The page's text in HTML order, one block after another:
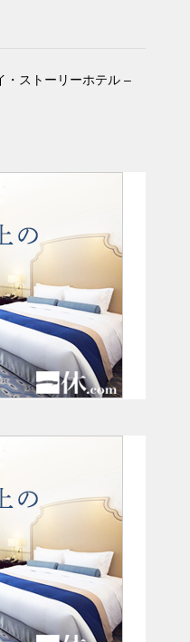
・ストーリーホテル –